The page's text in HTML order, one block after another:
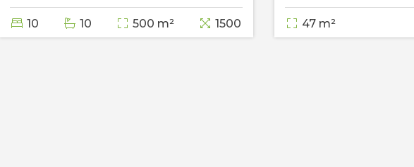
10 10 500 m² 1500 m² 47 m²